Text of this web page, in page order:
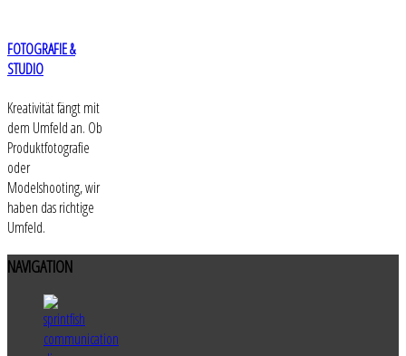
FOTOGRAFIE &
STUDIO
Kreativität fängt mit
dem Umfeld an. Ob
Produktfotografie
oder
Modelshooting, wir
haben das richtige
Umfeld.
NAVIGATION